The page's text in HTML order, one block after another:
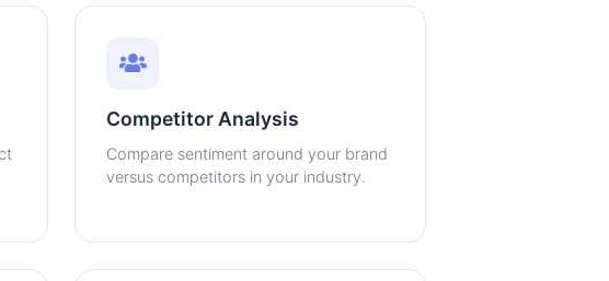
Competitor Analysis
Compare sentiment around your brand
versus competitors in your industry.